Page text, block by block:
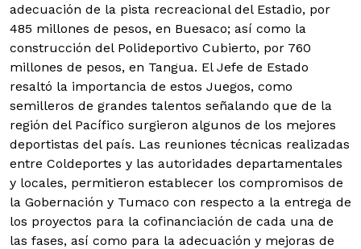
adecuación de la pista recreacional del Estadio, por
485 millones de pesos, en Buesaco; así como la
construcción del Polideportivo Cubierto, por 760
millones de pesos, en Tangua. El Jefe de Estado
resaltó la importancia de estos Juegos, como
semilleros de grandes talentos señalando que de la
región del Pacífico surgieron algunos de los mejores
deportistas del país. Las reuniones técnicas realizadas
entre Coldeportes y las autoridades departamentales
y locales, permitieron establecer los compromisos de
la Gobernación y Tumaco con respecto a la entrega de
los proyectos para la cofinanciación de cada una de
las fases, así como para la adecuación y mejoras de